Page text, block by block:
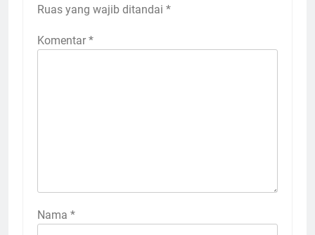
Ruas yang wajib ditandai *
Komentar *
Nama *